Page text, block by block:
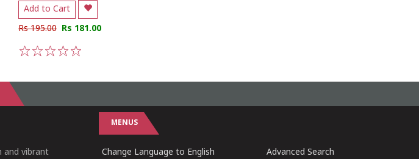
Add to Cart
Rs 195.00 Rs 181.00
and vibrant
MENUS
Change Language to English
Advanced Search